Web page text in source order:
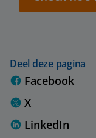
Deel deze pagina
Facebook
X
LinkedIn